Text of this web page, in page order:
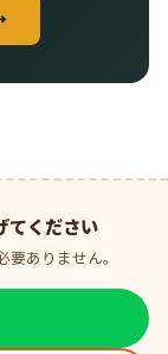
てください
ありません。